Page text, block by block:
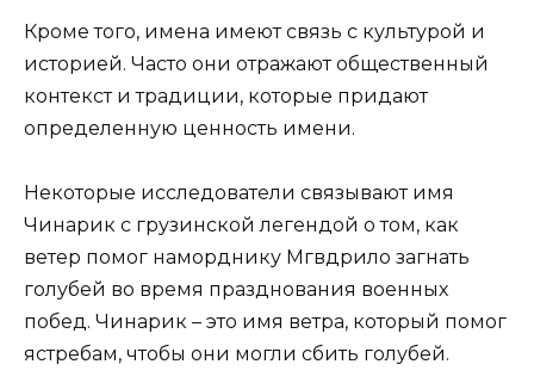
Кроме того, имена имеют связь с культурой и
историей. Часто они отражают общественный
контекст и традиции, которые придают
определенную ценность имени.
Некоторые исследователи связывают имя
Чинарик с грузинской легендой о том, как
ветер помог наморднику Мгвдрило загнать
голубей во время празднования военных
побед. Чинарик – это имя ветра, который помог
ястребам, чтобы они могли сбить голубей.